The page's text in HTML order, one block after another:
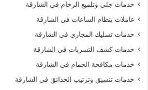
خدمات جلي وتلميع الرخام في الشارقة
عاملات بنظام الساعات في الشارقة
خدمات تسليك المجاري في الشارقة
خدمات كشف التسربات في الشارقة
خدمات مكافحة الحمام في الشارقة
خدمات تنسيق وترتيب الحدائق في الشارقة